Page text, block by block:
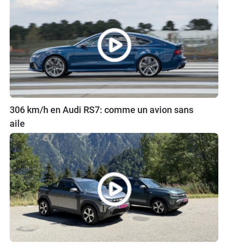
306 km/h en Audi RS7: comme un avion sans
aile